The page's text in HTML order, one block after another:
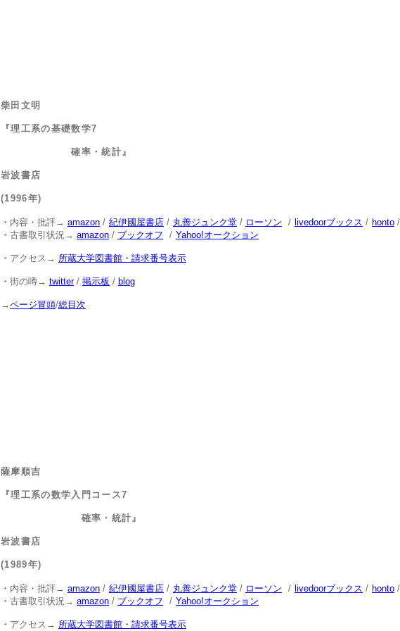
柴田文明
『理工系の基礎数学7
確率・統計』
岩波書店
(1996年)
・ 内容・批評→ amazon/ 紀伊國屋書店/ 丸善ジュンク堂/ ローソン / livedoorブックス / honto/
・ 古書取引状況→ amazon/ ブックオフ / Yahoo!オークション
・ アクセス→ 所蔵大学図書館・請求番号表示
・ 街の噂→ twitter/ 掲示板 / blog
→ページ冒頭/総目次
薩摩順吉
『理工系の数学入門コース7
確率・統計』
岩波書店
(1989年)
・ 内容・批評→ amazon/ 紀伊國屋書店/ 丸善ジュンク堂/ ローソン / livedoorブックス / honto/
・ 古書取引状況→ amazon/ ブックオフ / Yahoo!オークション
・ アクセス→ 所蔵大学図書館・請求番号表示